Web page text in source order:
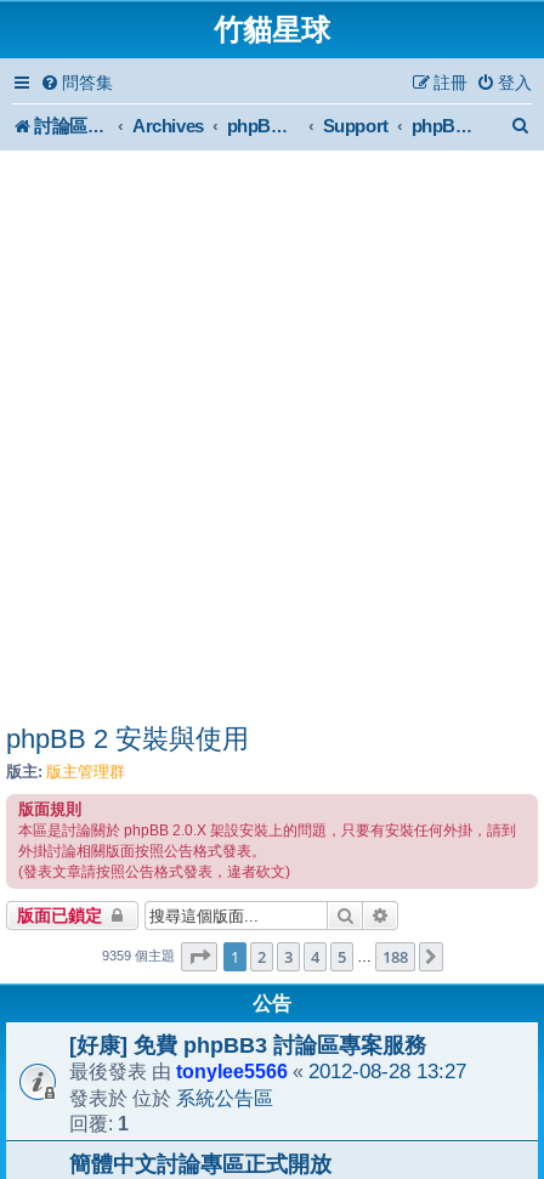
竹貓星球
問答集 登入
註冊
討論區首頁 Archives phpBB2 Forum Archive Support phpBB 2 安裝與使用
phpBB 2 安裝與使用
版主: 版主管理群
版面規則
本區是討論關於 phpBB 2.0.X 架設安裝上的問題，只要有安裝任何外掛，請到
外掛討論相關版面按照公告格式發表。
(發表文章請按照公告格式發表，違者砍文)
版面已鎖定 搜尋
9359 個主題 第1 頁 (共 188 頁)
1 2 3 4 5 … 188
公告
[好康] 免費 phpBB3 討論區專案服務
最後發表 由 tonylee5566 « 2012-08-28 13:27
發表於 位於 系統公告區
回覆: 1
簡體中文討論專區正式開放